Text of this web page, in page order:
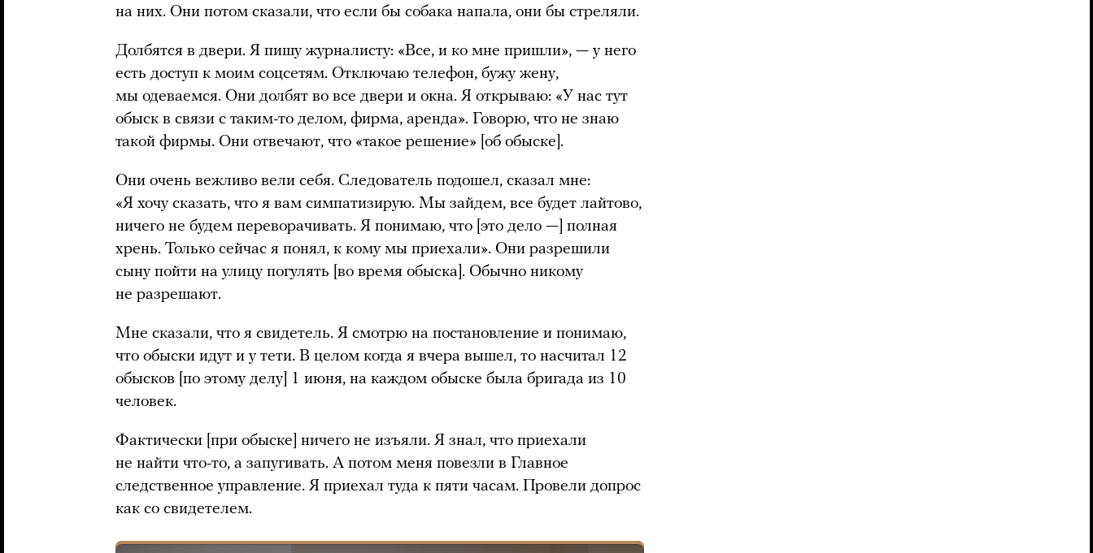
на них. Они потом сказали, что если бы собака напала, они бы стреляли.
Долбятся в двери. Я пишу журналисту: «Все, и ко мне пришли», — у него
есть доступ к моим соцсетям. Отключаю телефон, бужу жену,
мы одеваемся. Они долбят во все двери и окна. Я открываю: «У нас тут
обыск в связи с таким-то делом, фирма, аренда». Говорю, что не знаю
такой фирмы. Они отвечают, что «такое решение» [об обыске].
Они очень вежливо вели себя. Следователь подошел, сказал мне:
«Я хочу сказать, что я вам симпатизирую. Мы зайдем, все будет лайтово,
ничего не будем переворачивать. Я понимаю, что [это дело —] полная
хрень. Только сейчас я понял, к кому мы приехали». Они разрешили
сыну пойти на улицу погулять [во время обыска]. Обычно никому
не разрешают.
Мне сказали, что я свидетель. Я смотрю на постановление и понимаю,
что обыски идут и у тети. В целом когда я вчера вышел, то насчитал 12
обысков [по этому делу] 1 июня, на каждом обыске была бригада из 10
человек.
Фактически [при обыске] ничего не изъяли. Я знал, что приехали
не найти что-то, а запугивать. А потом меня повезли в Главное
следственное управление. Я приехал туда к пяти часам. Провели допрос
как со свидетелем.